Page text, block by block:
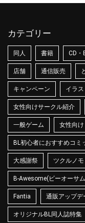
カテゴリー
同人 書籍 CD・
店舗 通信販売
キャンペーン イラ
女性向けサークル紹介
一般ゲーム 女性向け
BL初心者におすすめコミ
大感謝祭 ツクルノモ
B-Awesome(ビーオーサ
Fantia 通販アップデ
オリジナルBL同人誌特集